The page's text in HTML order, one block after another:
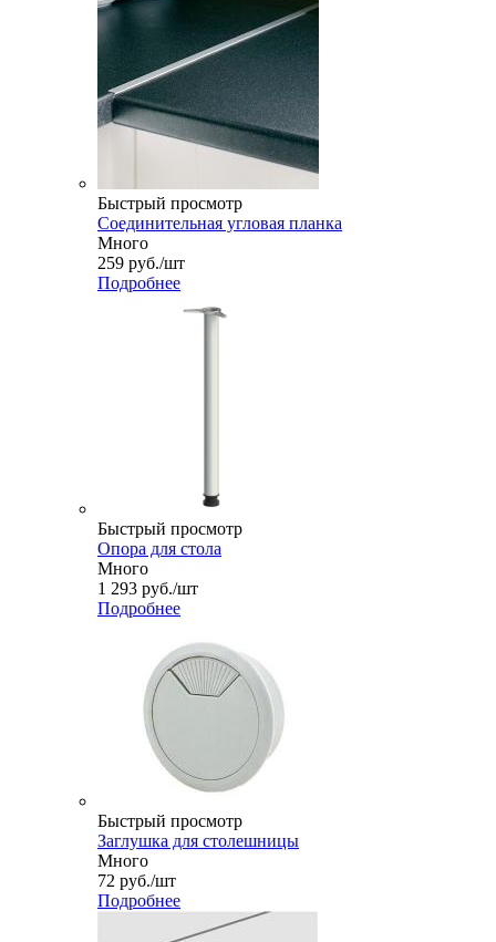
Быстрый просмотр
Соединительная угловая планка
Много
259 руб./шт
Подробнее
Быстрый просмотр
Опора для стола
Много
1 293 руб./шт
Подробнее
Быстрый просмотр
Заглушка для столешницы
Много
72 руб./шт
Подробнее